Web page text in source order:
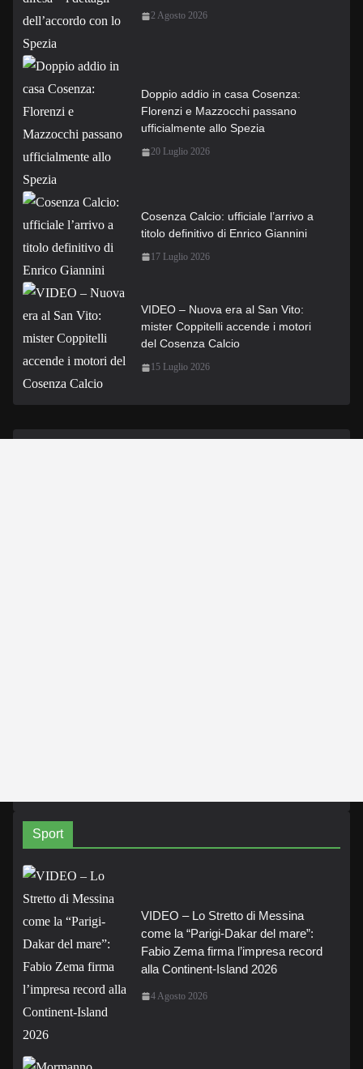
2 Agosto 2026
Doppio addio in casa Cosenza:
Florenzi e Mazzocchi passano
ufficialmente allo Spezia
20 Luglio 2026
Cosenza Calcio: ufficiale l’arrivo a
titolo definitivo di Enrico Giannini
17 Luglio 2026
VIDEO – Nuova era al San Vito:
mister Coppitelli accende i motori
del Cosenza Calcio
15 Luglio 2026
Sport
VIDEO – Lo Stretto di Messina
come la “Parigi-Dakar del mare”:
Fabio Zema firma l’impresa record
alla Continent-Island 2026
4 Agosto 2026